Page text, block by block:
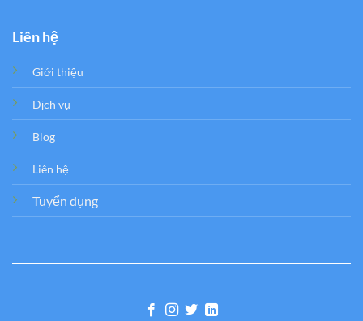
Liên hệ
Giới thiệu
Dịch vụ
Blog
Liên hệ
Tuyển dụng